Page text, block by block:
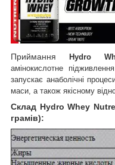
ПрийманняHydro
амінокислотне
запускає анаболічні
маси, а також якісному
Склад Hydro Whey
грамів):